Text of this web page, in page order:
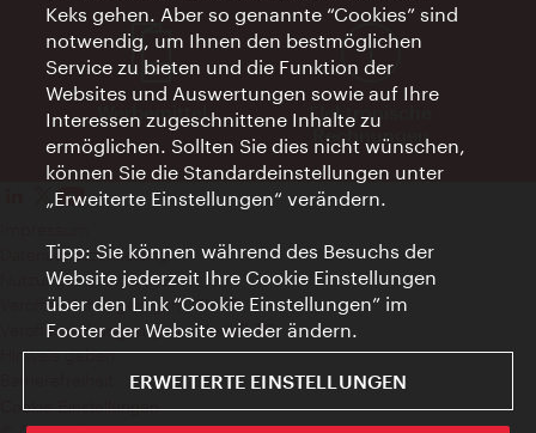
Werbemittel
Elektronische
Rechnungen
Datenschutzerklärung
Nutzungsbedingungen
Veröffentlichungen gem. EMFG
Veröffentlichungen gem. MedKF‑TG
Hinweis geben
Cookie Einstellungen
Keks gehen. Aber so genannte “Cookies” sind
notwendig, um Ihnen den bestmöglichen
Service zu bieten und die Funktion der
Websites und Auswertungen sowie auf Ihre
Interessen zugeschnittene Inhalte zu
ermöglichen. Sollten Sie dies nicht wünschen,
können Sie die Standardeinstellungen unter
„Erweiterte Einstellungen“ verändern.
Tipp: Sie können während des Besuchs der
Website jederzeit Ihre Cookie Einstellungen
über den Link “Cookie Einstellungen” im
Footer der Website wieder ändern.
ERWEITERTE EINSTELLUNGEN